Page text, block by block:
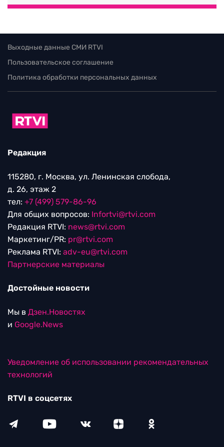
Выходные данные СМИ RTVI
Пользовательское соглашение
Политика обработки персональных данных
Редакция
115280, г. Москва, ул. Ленинская слобода,
д. 26, этаж 2
тел: +7 (499) 579-86-96
Для общих вопросов: Infortvi@rtvi.com
Редакция RTVI: news@rtvi.com
Маркетинг/PR: pr@rtvi.com
Реклама RTVI: adv-eu@rtvi.com
Партнерские материалы
Достойные новости
Мы в Дзен.Новостях
и Google.News
Уведомление об использовании рекомендательных
технологий
RTVI в соцсетях